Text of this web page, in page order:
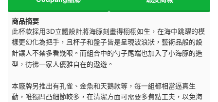
商品摘要
此杯款採用3D立體設計將海豚刻畫得栩栩如生，在海中跳躍的模
樣更幻化為把手，且杯子和盤子皆是呈現波浪狀，藝術品般的設
計讓人不禁多看幾眼。而組合中的勺子尾端也加入了小海豚的造
型，彷彿一家人優雅自在的遨遊。
本廠牌另推出有孔雀、金魚和天鵝款等，每一組都相當逼真生
動，唯獨凹凸細節較多，在清潔方面可需要多費點工夫，以免海